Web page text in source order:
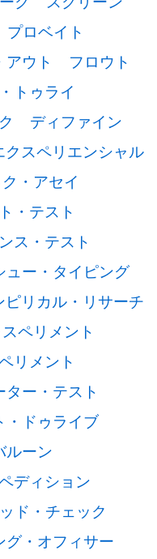
プロベイト
アウト
フロウト
トゥライ
ディファイン
クスペリエンシャル
・アセイ
・テスト
ス・テスト
ュー・タイピング
ピリカル・リサーチ
ペリメント
リメント
ター・テスト
・ドゥライブ
ルーン
ディション
ド・チェック
グ・オフィサー